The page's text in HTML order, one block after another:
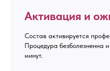
Активация и
Состав активируется
Процедура безболезненна
минут.